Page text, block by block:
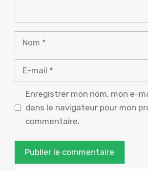
Nom
mail
Enregistrer mon nom, mon e-
dans le navigateur pour mon
commentaire.